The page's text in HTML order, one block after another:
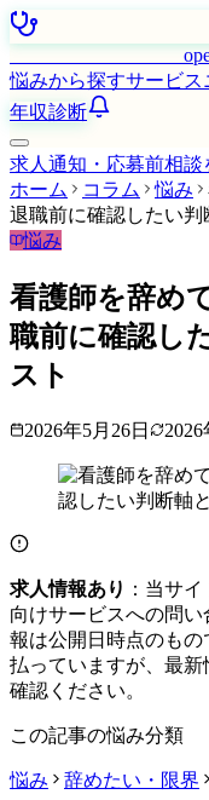
悩みから探すサービス
年収診断
求人通知・応募前相談
ホーム
コラム 悩み
退職前に確認したい判
悩み
看護師を辞め
職前に確認し
スト
2026年5月26日 2026
求人情報あり ：当サ
向けサービスへの問
報は公開日時点のも
払っていますが、最
確認ください。
この記事の悩み分類
悩み 辞めたい・限界